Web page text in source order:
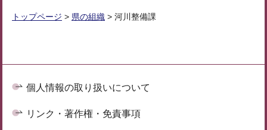
トップページ > 県の組織 > 河川整備課
個人情報の取り扱いについて
リンク・著作権・免責事項